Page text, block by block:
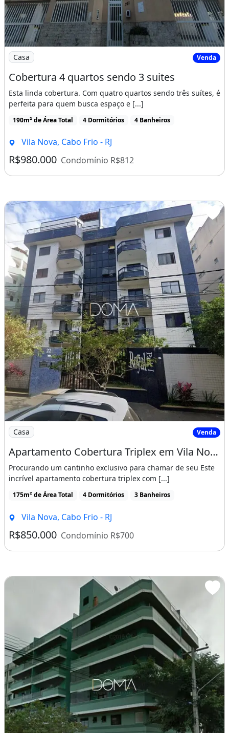
Imagem: Cobertura 4 quartos sendo 3 suites
Casa Venda
Cobertura 4 quartos sendo 3 suites
Esta linda cobertura. Com quatro quartos sendo três suítes, é
perfeita para quem busca espaço e [...]
190m² de Área Total 4 Dormitórios 4 Banheiros
Vila Nova, Cabo Frio - RJ
R$980.000 Condomínio R$812
Imagem: Apartamento Cobertura Triplex em Vila Nova
Casa Venda
Apartamento Cobertura Triplex em Vila Nova, Cabo Frio/RJ
Procurando um cantinho exclusivo para chamar de seu Este
incrível apartamento cobertura triplex com [...]
175m² de Área Total 4 Dormitórios 3 Banheiros
Vila Nova, Cabo Frio - RJ
R$850.000 Condomínio R$700